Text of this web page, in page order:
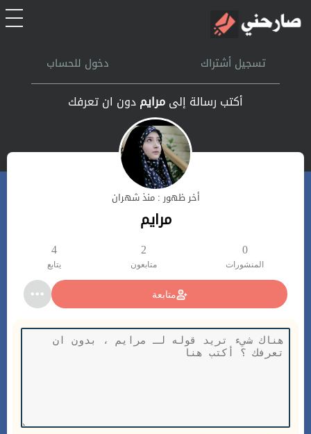
الرئيسيةتسجيل أشتراك دخول للحساب
أكتب رسالة إلىمرايمدون ان تعرفك
أخر ظهور : منذ شهران
مرايم
0
المنشورات
2
متابعون
4
يتابع
متابعة